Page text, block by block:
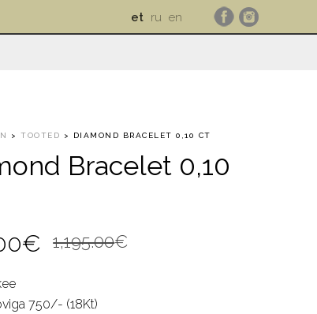
et ru en
>TOOTED > DIAMOND BRACELET 0,10 CT
Bracelet 0,10
1,195.00€
€
750/- (18Kt)